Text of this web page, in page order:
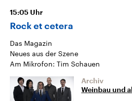
15:05 Uhr
Rock et cetera
Das Magazin
Neues aus der Szene
Am Mikrofon: Tim Schauen
Archiv
Weinbau und